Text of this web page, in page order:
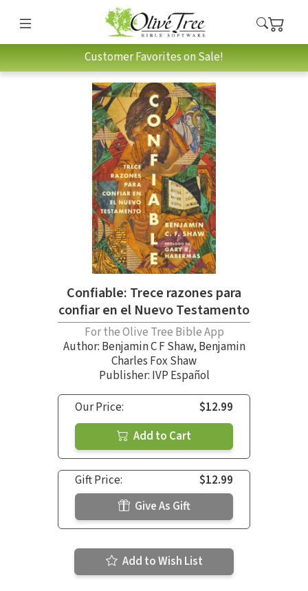
Customer Favorites on Sale!
Confiable: Trece razones para
confiar en el Nuevo Testamento
For the Olive Tree Bible App
Author: Benjamin C F Shaw, Benjamin
Charles Fox Shaw
Publisher: IVP Español
Our Price:
$12.99
Add to Cart
Gift Price:
$12.99
Give As Gift
Add to Wish List